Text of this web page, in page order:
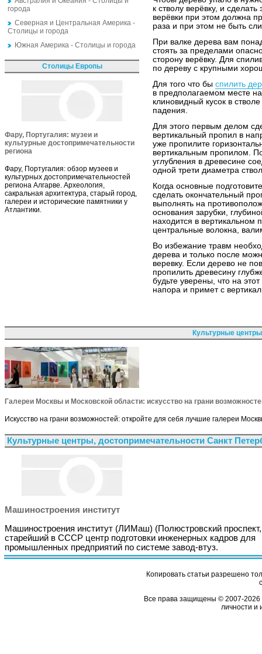
города
Северная и Центральная Америка -
Столицы и города
Южная Америка - Столицы и города
Столицы Европы
Фару, Португалия: музеи и
культурные достопримечательности
региона
Фару, Португалия: обзор музеев и
культурных достопримечательностей
региона Алгарве. Археология,
сакральная архитектура, старый город,
галереи и исторические памятники у
Атлантики.
к стволу верёвку, и
верёвки при этом должна
раза и при этом не быть
При валке дерева вам
стоять за пределами
сторону верёвку. Для
по дереву с крупными
Для того что бы спилить
в предполагаемом месте
клиновидный кусок в
падения.
Для этого первым делом
вертикальный пропил в
уже пропилите
вертикальным пропилом.
углубления в древесине
одной трети диаметра
Когда основные
сделать окончательный
выполнять на
основания зарубки,
находится в вертикальном
центральные волокна,
Во избежание травм
дерева и только после
веревку. Если дерево не
пропилить древесину
будьте уверены, что на
напора и примет с
Культурные
Галереи Москвы и Московской области: искусство на грани
Искусство на грани возможностей: откройте для себя лучшие галереи
Культурные центры, достопримечательности Санкт
Машиностроения институт
Машиностроения институт (ЛИМаш) (Полюстровский
старейший в СССР центр подготовки инженерных кадров для
промышленных предприятий по системе завод-втуз.
Копировать статьи разрешено
Все права защищены © 2007-2026
личности и